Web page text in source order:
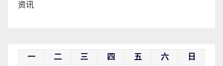
资讯
一 二 三 四 五 六 日